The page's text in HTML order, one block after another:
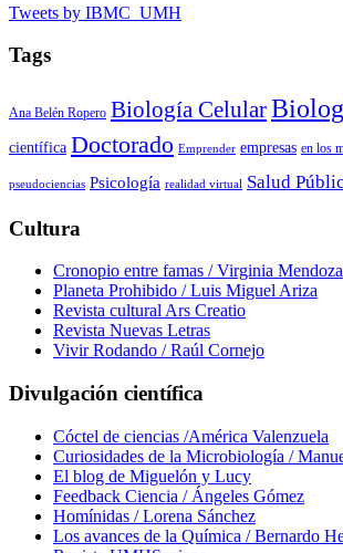
Tweets by IBMC_UMH
Tags
Ana Belén Ropero Biología Celular
científica Doctorado Emprender empresas en los
pseudociencias Psicología realidad virtual Salud
Cultura
Cronopio entre famas / Virginia Mendoza
Planeta Prohibido / Luis Miguel Ariza
Revista cultural Ars Creatio
Revista Nuevas Letras
Vivir Rodando / Raúl Cornejo
Divulgación científica
Cóctel de ciencias /América Valenzuela
Curiosidades de la Microbiología /
El blog de Miguelón y Lucy
Feedback Ciencia / Ángeles Gómez
Homínidas / Lorena Sánchez
Los avances de la Química / Bernardo